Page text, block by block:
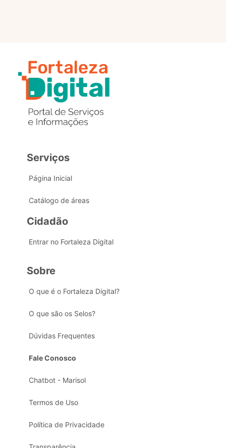
Serviços
Página Inicial
Catálogo de áreas
Cidadão
Entrar no Fortaleza Digital
Sobre
O que é o Fortaleza Digital?
O que são os Selos?
Dúvidas Frequentes
Fale Conosco
Chatbot - Marisol
Termos de Uso
Política de Privacidade